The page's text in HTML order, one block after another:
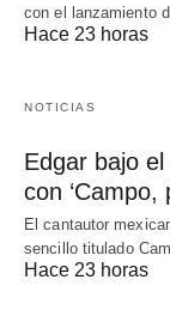
con el lanzamiento
Hace 23 horas
NOTICIAS
Edgar bajo
con ‘Campo,
El cantautor
sencillo titulado
Hace 23 horas